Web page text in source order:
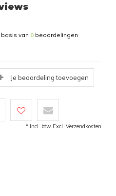
van 0 beoordelingen
Je beoordeling toevoegen
* Incl. btw Excl. Verzendkosten